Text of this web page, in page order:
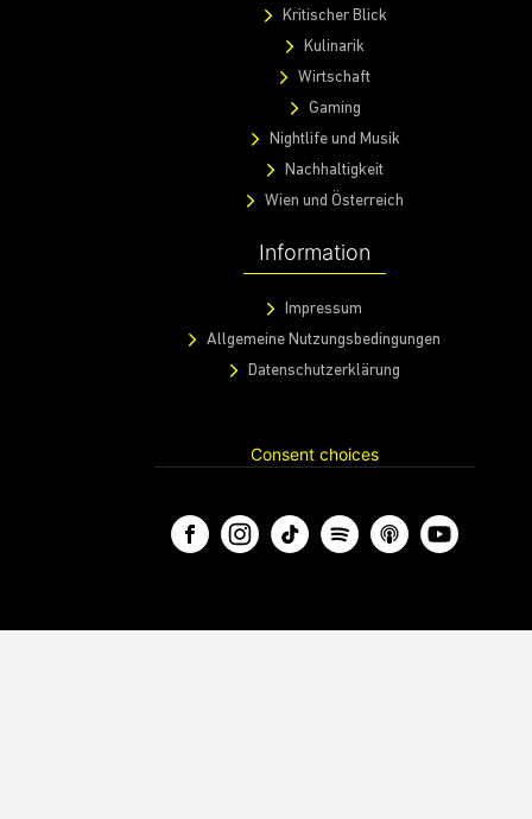
Kritischer Blick
Kulinarik
Wirtschaft
Gaming
Nightlife und Musik
Nachhaltigkeit
Wien und Österreich
Information
Impressum
Allgemeine Nutzungsbedingungen
Datenschutzerklärung
Consent choices